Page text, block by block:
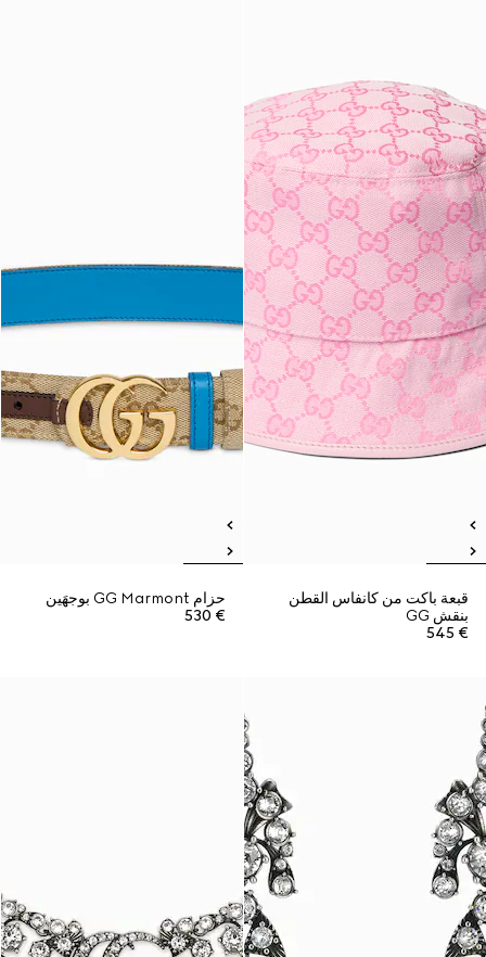
قبعة باكت من كانفاس القطن
بنقش GG
€ 545
حزام GG Marmont بوجهَين
€ 530